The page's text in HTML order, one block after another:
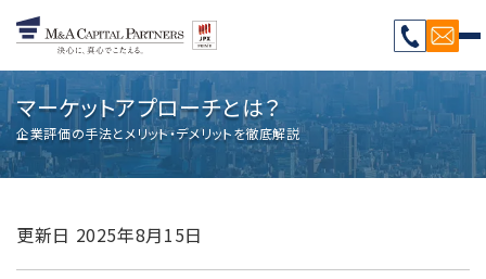
マーケットアプローチとは？
企業評価の手法とメリット・デメリットを徹底解説
更新日 2025年8月15日